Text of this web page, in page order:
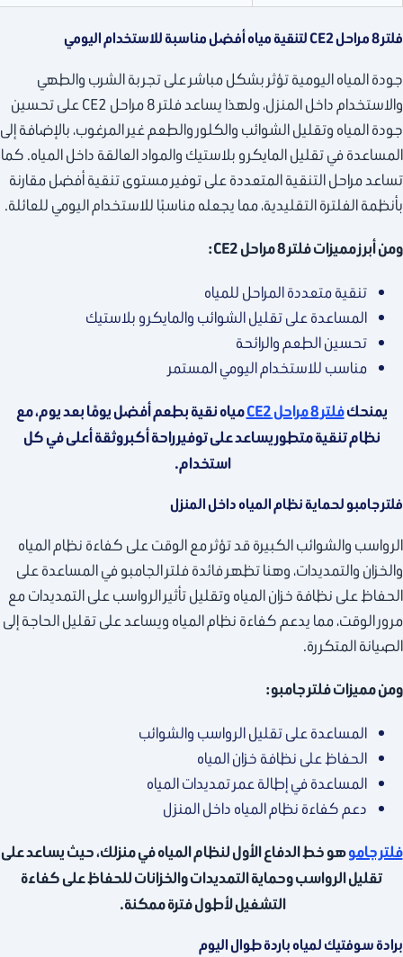
فلتر 8 مراحل CE2 لتنقية مياه أفضل مناسبة للاستخدام اليومي
جودة المياه اليومية تؤثر بشكل مباشر على تجربة الشرب والطهي
والاستخدام داخل المنزل، ولهذا يساعد فلتر 8 مراحل CE2 على تحسين
جودة المياه وتقليل الشوائب والكلور والطعم غير المرغوب، بالإضافة إلى
المساعدة في تقليل المايكرو بلاستيك والمواد العالقة داخل المياه. كما
تساعد مراحل التنقية المتعددة على توفير مستوى تنقية أفضل مقارنة
بأنظمة الفلترة التقليدية، مما يجعله مناسبًا للاستخدام اليومي للعائلة.
ومن أبرز مميزات فلتر 8 مراحل CE2:
تنقية متعددة المراحل للمياه
المساعدة على تقليل الشوائب والمايكرو بلاستيك
تحسين الطعم والرائحة
مناسب للاستخدام اليومي المستمر
يمنحكفلتر 8 مراحل CE2
مياه نقية بطعم أفضل يومًا بعد يوم، مع
نظام تنقية متطور يساعد على توفير راحة أكبر وثقة أعلى في كل
استخدام.
فلتر جامبو لحماية نظام المياه داخل المنزل
الرواسب والشوائب الكبيرة قد تؤثر مع الوقت على كفاءة نظام المياه
والخزان والتمديدات، وهنا تظهر فائدة فلتر الجامبو في المساعدة على
الحفاظ على نظافة خزان المياه وتقليل تأثير الرواسب على التمديدات مع
مرور الوقت، مما يدعم كفاءة نظام المياه ويساعد على تقليل الحاجة إلى
الصيانة المتكررة.
ومن مميزات فلتر جامبو:
المساعدة على تقليل الرواسب والشوائب
الحفاظ على نظافة خزان المياه
المساعدة في إطالة عمر تمديدات المياه
دعم كفاءة نظام المياه داخل المنزل
فلتر جاموهو خط الدفاع الأول لنظام المياه في منزلك، حيث يساعد على
تقليل الرواسب وحماية التمديدات والخزانات للحفاظ على كفاءة
التشغيل لأطول فترة ممكنة.
برادة سوفتيك لمياه باردة طوال اليوم